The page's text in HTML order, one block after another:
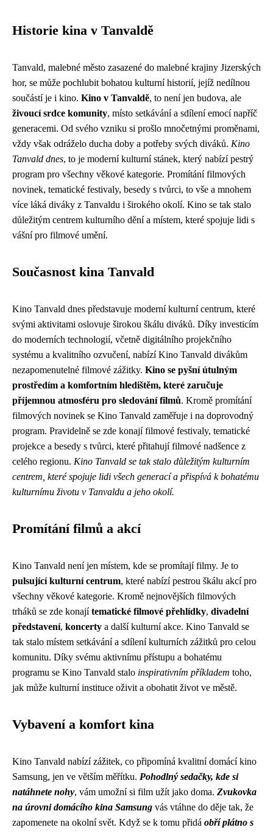
Historie kina v Tanvaldě
Tanvald, malebné město zasazené do malebné krajiny Jizerských
hor, se může pochlubit bohatou kulturní historií, jejíž nedílnou
součástí je i kino. Kino v Tanvaldě, to není jen budova, ale
živoucí srdce komunity, místo setkávání a sdílení emocí napříč
generacemi. Od svého vzniku si prošlo mnočetnými proměnami,
vždy však odráželo ducha doby a potřeby svých diváků. Kino
Tanvald dnes, to je moderní kulturní stánek, který nabízí pestrý
program pro všechny věkové kategorie. Promítání filmových
novinek, tematické festivaly, besedy s tvůrci, to vše a mnohem
více láká diváky z Tanvaldu i širokého okolí. Kino se tak stalo
důležitým centrem kulturního dění a místem, které spojuje lidi s
vášní pro filmové umění.
Současnost kina Tanvald
Kino Tanvald dnes představuje moderní kulturní centrum, které
svými aktivitami oslovuje širokou škálu diváků. Díky investicím
do moderních technologií, včetně digitálního projekčního
systému a kvalitního ozvučení, nabízí Kino Tanvald divákům
nezapomenutelné filmové zážitky. Kino se pyšní útulným
prostředím a komfortním hledištěm, které zaručuje
příjemnou atmosféru pro sledování filmů. Kromě promítání
filmových novinek se Kino Tanvald zaměřuje i na doprovodný
program. Pravidelně se zde konají filmové festivaly, tematické
projekce a besedy s tvůrci, které přitahují filmové nadšence z
celého regionu. Kino Tanvald se tak stalo důležitým kulturním
centrem, které spojuje lidi všech generací a přispívá k bohatému
kulturnímu životu v Tanvaldu a jeho okolí.
Promítání filmů a akcí
Kino Tanvald není jen místem, kde se promítají filmy. Je to
pulsující kulturní centrum, které nabízí pestrou škálu akcí pro
všechny věkové kategorie. Kromě nejnovějších filmových
trháků se zde konajítematické filmové přehlídky, divadelní
představení, koncerty a další kulturní akce. Kino Tanvald se
tak stalo místem setkávání a sdílení kulturních zážitků pro celou
komunitu. Díky svému aktivnímu přístupu a bohatému
programu se Kino Tanvald stalo inspirativním příkladem toho,
jak může kulturní instituce oživit a obohatit život ve městě.
Vybavení a komfort kina
Kino Tanvald nabízí zážitek, co připomíná kvalitní domácí kino
Samsung, jen ve větším měřítku. Pohodlný sedačky, kde si
natáhnete nohy, vám umožní si film užít jako doma. Zvukovka
na úrovni domácího kina Samsung vás vtáhne do děje tak, že
zapomenete na okolní svět. Když se k tomu přidá obří plátno s